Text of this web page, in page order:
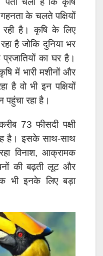
के चलते पक्षियों
है। कृषि के लिए
है जोकि दुनिया भर
प्रजातियों का घर है।
में भारी मशीनों और
है वो भी इन पक्षियों
रहा है।
73 फीसदी पक्षी
है। इसके साथ-साथ
विनाश, आक्रामक
की बढ़ती लूट और
भी इनके लिए बड़ा